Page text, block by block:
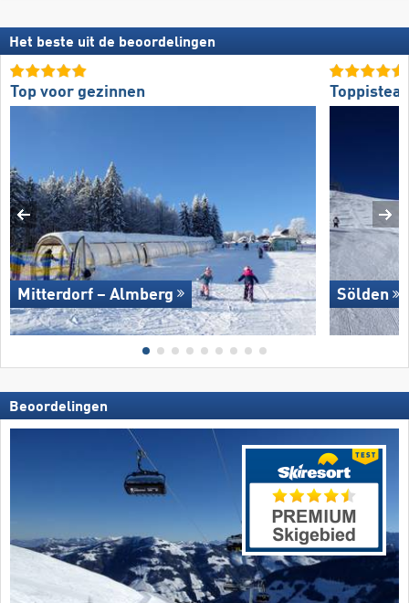
Het beste uit de beoordelingen
Top voor gezinnen
Mitterdorf – Almberg Sölden
Beoordelingen